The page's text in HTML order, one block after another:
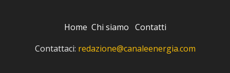
Home Chi siamo Contatti
Contattaci: redazione@canaleenergia.com